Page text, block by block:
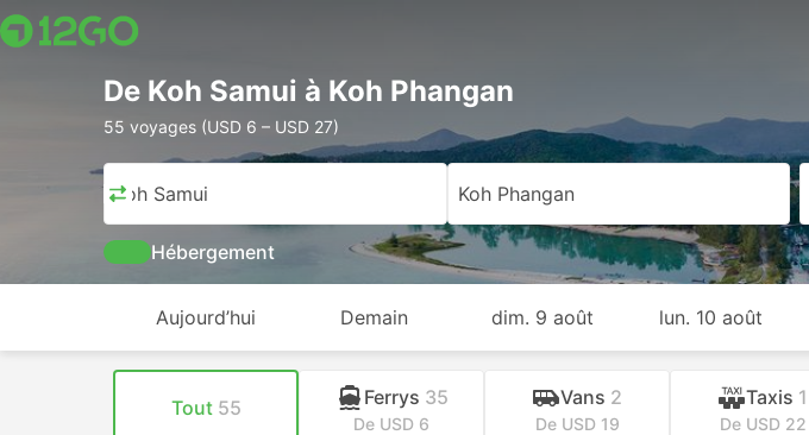
De Koh Samui à Koh Phangan
55 voyages (USD 6 – USD 27)
Koh Samui Koh Phangan
Hébergement
Aujourd’hui Demain dim. 9 août lun. 10 août
Tout 55 Ferrys 35
De USD 6
Vans 2
De USD 19
Taxis 1
De USD 22